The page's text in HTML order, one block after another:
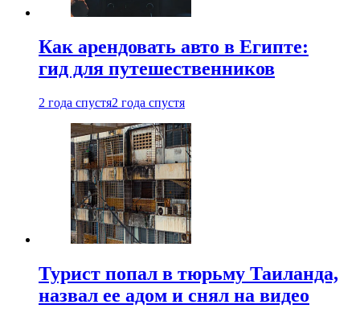
Как арендовать авто в Египте:
гид для путешественников
2 года спустя2 года спустя
Турист попал в тюрьму Таиланда,
назвал ее адом и снял на видео